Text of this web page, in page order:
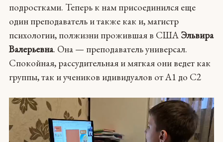
подростками. Теперь к нам присоединился еще
один преподаватель и также как и, магистр
психологии, полжизни прожившая в США Эльвира
Валерьевна. Она — преподаватель универсал.
Спокойная, рассудительная и мягкая они ведет как
группы, так и учеников идивидуалов от A1 до С2